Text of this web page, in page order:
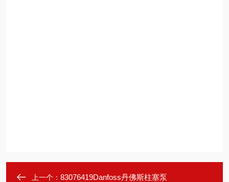
上一个： 83076419Danfoss丹佛斯柱塞泵